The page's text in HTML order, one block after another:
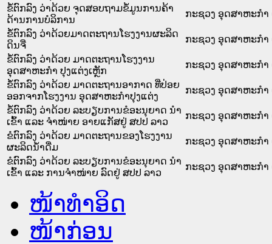
ຂໍ້ຕົກລົງ ວ່າດ້ວຍ ຈຸດສອບຖາມຂໍ້ມູນການຄ້າ
ດ້ານການບໍລິການ
ກະຊວງ ອຸດສາຫະກຳ
ຂໍ້ຕົກລົງ ວ່າດ້ວຍມາດຕະຖານໂຮງງານຜະລິດ
ດິນຈີ່
ກະຊວງ ອຸດສາຫະກຳ
ຂໍ້ຕົກລົງ ວ່າດ້ວຍ ມາດຕະຖານໂຮງງານ
ອຸດສາຫະກຳ ປຸງແຕ່ງເຫຼັກ
ກະຊວງ ອຸດສາຫະກຳ
ຂໍ້ຕົກລົງ ວ່າດ້ວຍ ມາດຕະຖານອາກາດ ທີ່ປ່ອຍ
ອອກຈາກໂຮງງານ ອຸດສາຫະກຳປຸງແຕ່ງ
ກະຊວງ ອຸດສາຫະກຳ
ຂໍ້ຕົກລົງ ວ່າດ້ວຍ ລະບຽບການຂໍອະນຸຍາດ ນຳ
ເຂົ້າ ແລະ ຈຳໜ່າຍ ອາຍແກັສຢູ່ ສປປ ລາວ
ກະຊວງ ອຸດສາຫະກຳ
ຂໍຕົກລົງ ວ່າດ້ວຍ ມາດຕະຖານຂອງໂຮງງານ
ຜະລິດນ້ຳດື່ມ
ກະຊວງ ອຸດສາຫະກຳ
ຂໍຕົກລົງ ວ່າດ້ວຍ ລະບຽບການຂໍອະນຸຍາດ ນຳ
ເຂົ້າ ແລະ ການຈຳໜ່າຍ ລົດຢູ່ ສປປ ລາວ
ກະຊວງ ອຸດສາຫະກຳ
ໜ້າທໍາອິດ
ໜ້າກ່ອນ